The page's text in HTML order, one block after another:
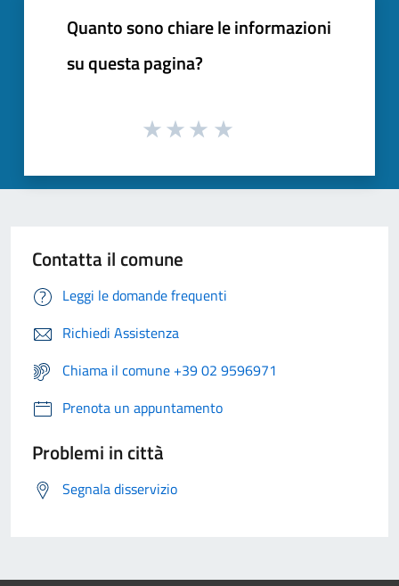
Quanto sono chiare le informazioni
su questa pagina?
Contatta il comune
Leggi le domande frequenti
Richiedi Assistenza
Chiama il comune +39 02 9596971
Prenota un appuntamento
Problemi in città
Segnala disservizio